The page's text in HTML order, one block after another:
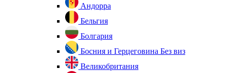
Андорра
Бельгия
Болгария
Босния и Герцеговина Без виз
Великобритания